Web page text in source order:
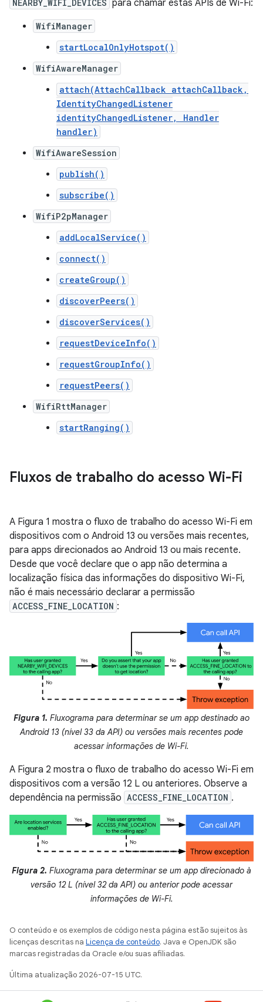
NEARBY_WIFI_DEVICES para chamar estas APIs de Wi-Fi:
WifiManager
startLocalOnlyHotspot()
WifiAwareManager
attach(AttachCallback attachCallback,
IdentityChangedListener
identityChangedListener, Handler
handler)
WifiAwareSession
publish()
subscribe()
WifiP2pManager
addLocalService()
connect()
createGroup()
discoverPeers()
discoverServices()
requestDeviceInfo()
requestGroupInfo()
requestPeers()
WifiRttManager
startRanging()
Fluxos de trabalho do acesso Wi-Fi
A Figura 1 mostra o fluxo de trabalho do acesso Wi-Fi em
dispositivos com o Android 13 ou versões mais recentes,
para apps direcionados ao Android 13 ou mais recente.
Desde que você declare que o app não determina a
localização física das informações do dispositivo Wi-Fi,
não é mais necessário declarar a permissão
ACCESS_FINE_LOCATION :
Figura 1. Fluxograma para determinar se um app destinado ao
Android 13 (nível 33 da API) ou versões mais recentes pode
acessar informações de Wi-Fi.
A Figura 2 mostra o fluxo de trabalho do acesso Wi-Fi em
dispositivos com a versão 12 L ou anteriores. Observe a
dependência na permissão ACCESS_FINE_LOCATION .
Figura 2. Fluxograma para determinar se um app direcionado à
versão 12 L (nível 32 da API) ou anterior pode acessar
informações de Wi-Fi.
O conteúdo e os exemplos de código nesta página estão sujeitos às
licenças descritas na Licença de conteúdo. Java e OpenJDK são
marcas registradas da Oracle e/ou suas afiliadas.
Última atualização 2026-07-15 UTC.